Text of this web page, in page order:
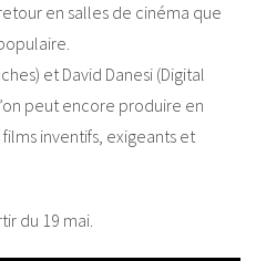
en salles de cinéma que
et David Danesi (Digital
peut encore produire en
inventifs, exigeants et
du 19 mai.